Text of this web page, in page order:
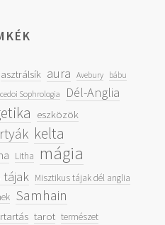
asztrálsík aura Avebury bábu
Sophrologia Dél-Anglia
eszközök
kelta
Litha mágia
tájak Misztikus tájak dél anglia
Samhain
tarot természet